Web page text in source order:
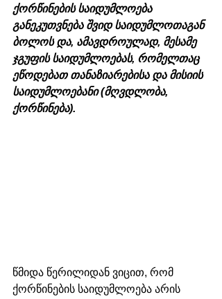
ქორწინების საიდუმლოება
განეკუთვნება შვიდ საიდუმლოთაგან
ბოლოს და, ამავდროულად, მესამე
ჯგუფის საიდუმლოებას, რომელთაც
ეწოდებათ თანაზიარებისა და მისიის
საიდუმლოებანი (მღვდლობა,
ქორწინება).
წმიდა წერილიდან ვიცით, რომ
ქორწინების საიდუმლოება არის